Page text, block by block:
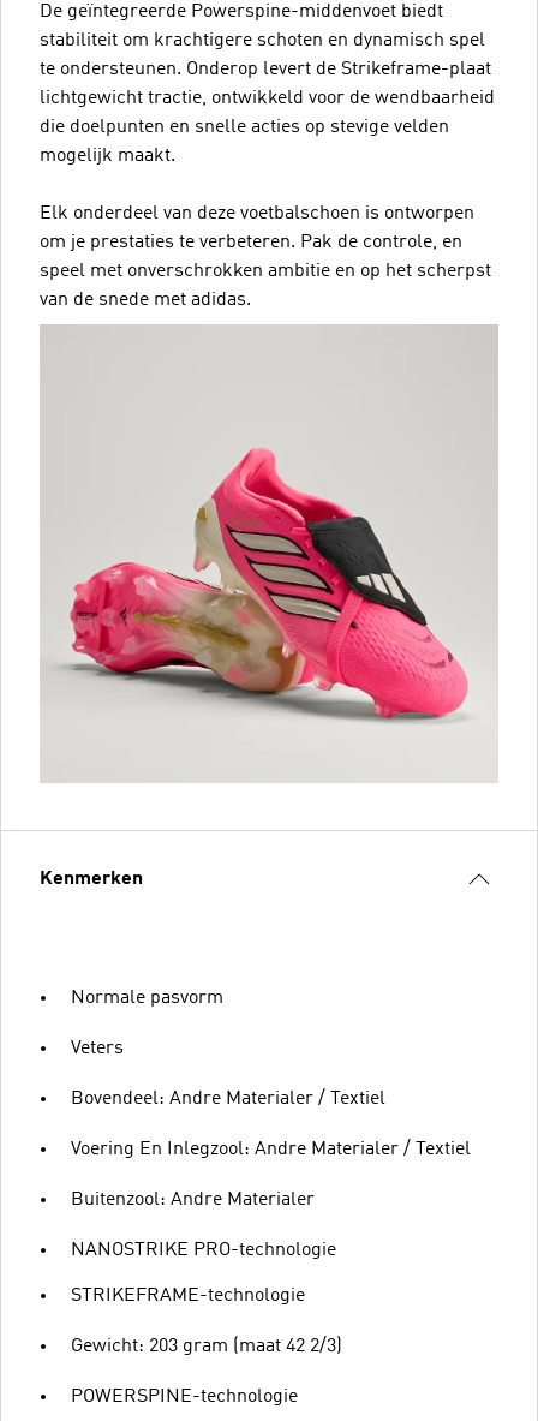
De geïntegreerde Powerspine-middenvoet biedt
stabiliteit om krachtigere schoten en dynamisch spel
te ondersteunen. Onderop levert de Strikeframe-plaat
lichtgewicht tractie, ontwikkeld voor de wendbaarheid
die doelpunten en snelle acties op stevige velden
mogelijk maakt.
Elk onderdeel van deze voetbalschoen is ontworpen
om je prestaties te verbeteren. Pak de controle, en
speel met onverschrokken ambitie en op het scherpst
van de snede met adidas.
Kenmerken
Normale pasvorm
Veters
Bovendeel: Andre Materialer / Textiel
Voering En Inlegzool: Andre Materialer / Textiel
Buitenzool: Andre Materialer
NANOSTRIKE PRO-technologie
STRIKEFRAME-technologie
Gewicht: 203 gram (maat 42 2/3)
POWERSPINE-technologie